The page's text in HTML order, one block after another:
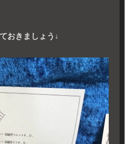
おきましょう↓